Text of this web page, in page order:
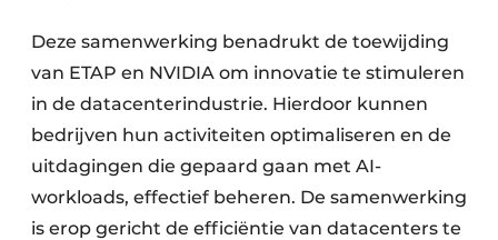
Deze samenwerking benadrukt de toewijding
van ETAP en NVIDIA om innovatie te stimuleren
in de datacenterindustrie. Hierdoor kunnen
bedrijven hun activiteiten optimaliseren en de
uitdagingen die gepaard gaan met AI-
workloads, effectief beheren. De samenwerking
is erop gericht de efficiëntie van datacenters te